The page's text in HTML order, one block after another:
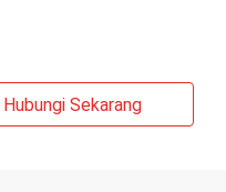
Hubungi Sekarang